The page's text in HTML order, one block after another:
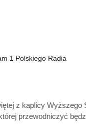
1 Polskiego Radia
z kaplicy Wyższego
przewodniczyć